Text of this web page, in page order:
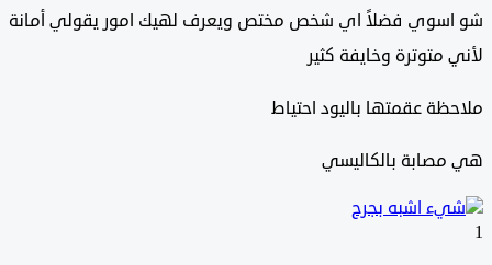
فضلاً اي شخص مختص ويعرف لهيك امور يقولي أمانة
متوترة وخايفة كثير
عقمتها باليود احتياط
بالكاليسي